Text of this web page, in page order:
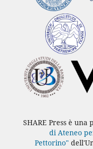
SHARE Press è
di Ateneo
Pettorino"